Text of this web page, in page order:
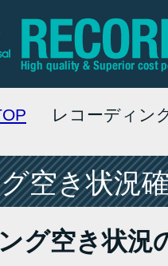
レコーディン
空き状況
グ空き状況